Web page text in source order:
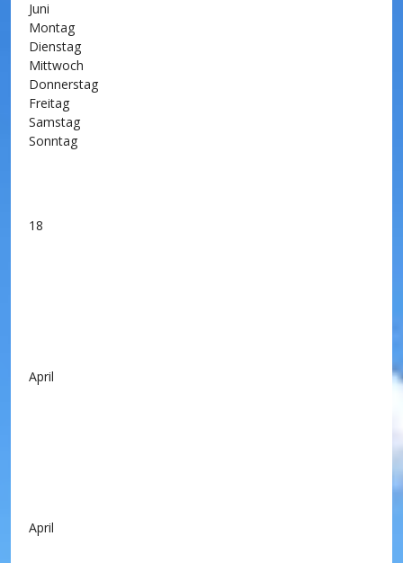
Juni
Montag
Dienstag
Mittwoch
Donnerstag
Freitag
Samstag
Sonntag
18
April
April